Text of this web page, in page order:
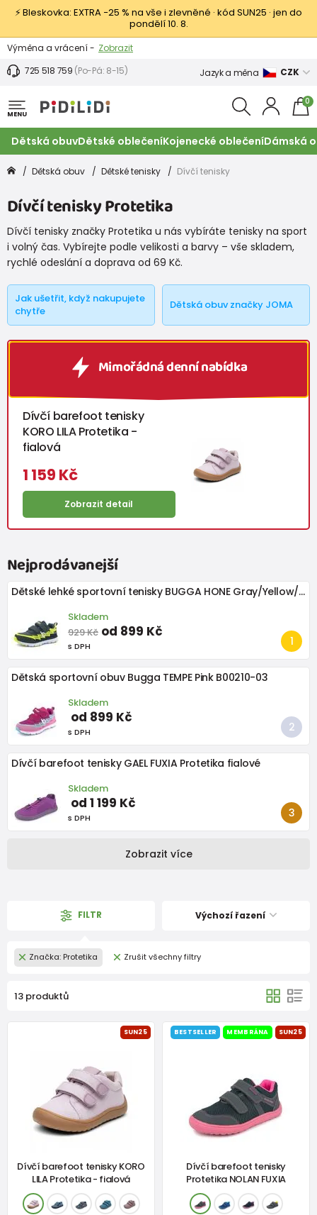
⚡ Bleskovka: EXTRA −25 % na vše i zlevněné · kód SUN25 · jen do
pondělí 10. 8.
Výměna a vrácení - Zobrazit
Sleva 100 Kč na první nákup -
725 518 759 (Po-Pá: 8-15) Jazyk a měna CZK
MENU
0
Dětská obuvDětské oblečeníKojenecké oblečeníDámská
Dětská obuv Dětské tenisky Dívčí tenisky
Dívčí tenisky Protetika
Dívčí tenisky značky Protetika u nás vybíráte tenisky na sport
i volný čas. Vybírejte podle velikosti a barvy – vše skladem,
rychlé odeslání a doprava od 69 Kč.
Jak ušetřit, když nakupujete
chytře
Dětská obuv značky JOMA
Mimořádná denní nabídka
Dívčí barefoot tenisky
KORO LILA Protetika -
fialová
1 159 Kč
Zobrazit detail
Nejprodávanejší
Dětské lehké sportovní tenisky BUGGA HONE Gray/Yellow/Black
Skladem
929 Kč od 899 Kč
s DPH
Dětská sportovní obuv Bugga TEMPE Pink B00210-03
Skladem
od 899 Kč
s DPH
Dívčí barefoot tenisky GAEL FUXIA Protetika fialové
Skladem
od 1 199 Kč
s DPH
Zobrazit více
FILTR Výchozí řazení
Značka: Protetika Zrušit všechny filtry
13 produktů
SUN25
Dívčí barefoot tenisky KORO
LILA Protetika - fialová
BESTSELLER MEMBRÁNA SUN25
Dívčí barefoot tenisky
Protetika NOLAN FUXIA